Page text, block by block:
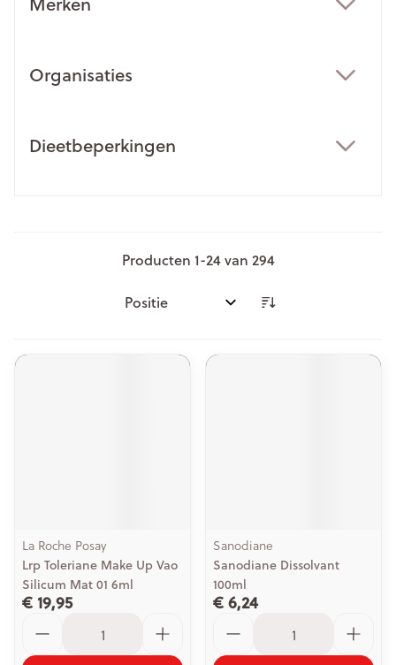
Organisaties
Dieetbeperkingen
Producten 1-24van 294
Sorteer op:
La Roche Posay
Lrp Toleriane Make Up Vao
Silicum Mat 01 6ml
€ 19,95
Sanodiane
Sanodiane Dissolvant
100ml
€ 6,24